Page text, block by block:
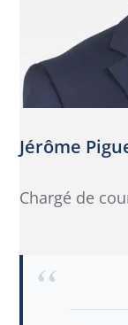
Jérôme
Chargé de